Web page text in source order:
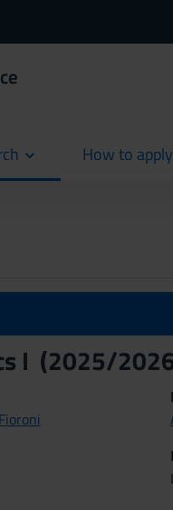
How to apply
current
I (2025/